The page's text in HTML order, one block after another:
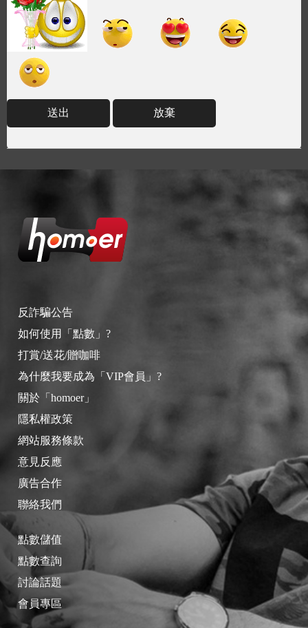
送出 放棄
反詐騙公告
如何使用「點數」?
打賞/送花/贈咖啡
為什麼我要成為「VIP會員」?
關於「homoer」
隱私權政策
網站服務條款
意見反應
廣告合作
聯絡我們
點數儲值
點數查詢
討論話題
會員專區